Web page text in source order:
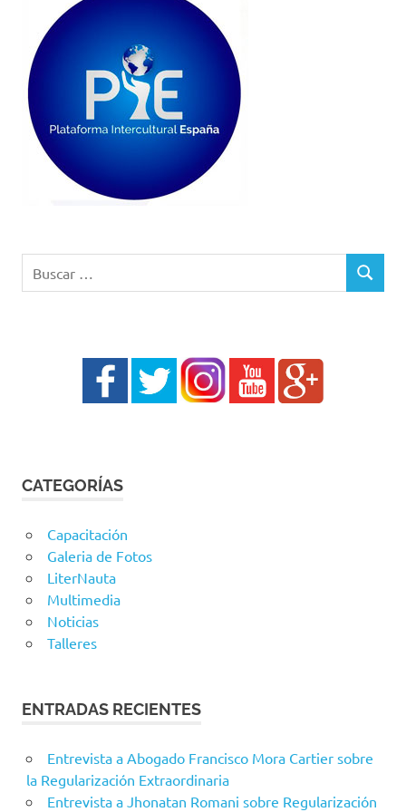
BUSCAR
CATEGORÍAS
Capacitación
Galeria de Fotos
LiterNauta
Multimedia
Noticias
Talleres
ENTRADAS RECIENTES
Entrevista a Abogado Francisco Mora Cartier sobre
la Regularización Extraordinaria
Entrevista a Jhonatan Romani sobre Regularización